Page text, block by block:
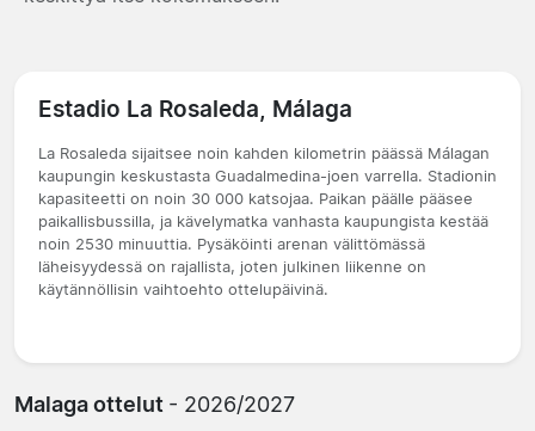
Estadio La Rosaleda, Málaga
La Rosaleda sijaitsee noin kahden kilometrin päässä Málagan
kaupungin keskustasta Guadalmedina-joen varrella. Stadionin
kapasiteetti on noin 30 000 katsojaa. Paikan päälle pääsee
paikallisbussilla, ja kävelymatka vanhasta kaupungista kestää
noin 2530 minuuttia. Pysäköinti arenan välittömässä
läheisyydessä on rajallista, joten julkinen liikenne on
käytännöllisin vaihtoehto ottelupäivinä.
Malaga ottelut - 2026/2027